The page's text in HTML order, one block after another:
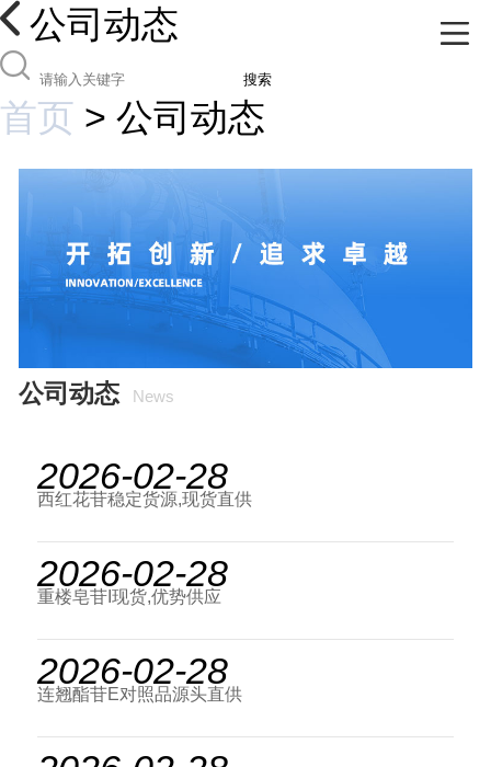
公司动态
搜索
首页 > 公司动态
公司动态 News
2026-02-28
西红花苷稳定货源,现货直供
2026-02-28
重楼皂苷I现货,优势供应
2026-02-28
连翘酯苷E对照品源头直供